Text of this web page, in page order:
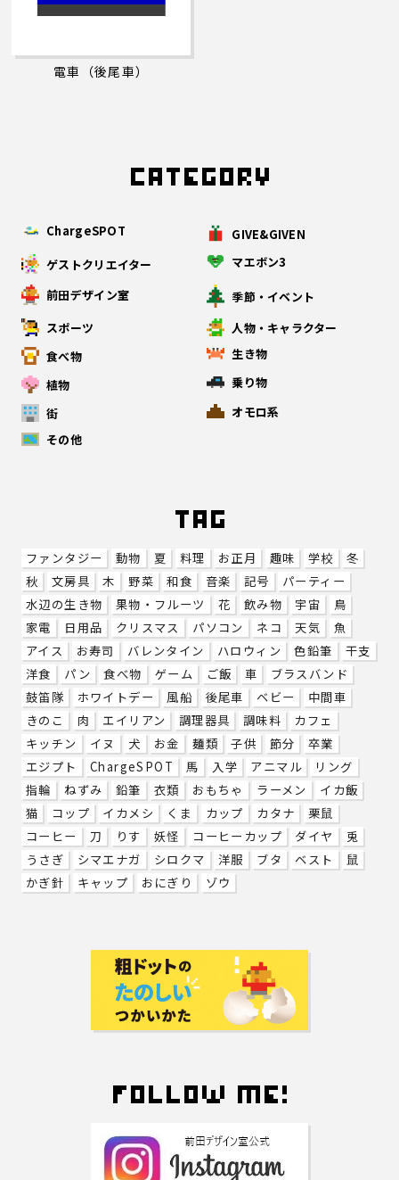
ChargeSPOT
GIVE&GIVEN
ゲストクリエイター
マエボン3
前田デザイン室
季節・イベント
スポーツ
人物・キャラクター
食べ物
生き物
植物
乗り物
街
オモロ系
その他
ファンタジー 動物 夏 料理 お正月 趣味 学校
冬
秋
文房具 木 野菜 和食 音楽 記号
パーティー
水辺の生き物
果物・フルーツ 花 飲み物 宇宙
鳥
家電
日用品 クリスマス パソコン ネコ 天気
魚
アイス
お寿司 バレンタイン ハロウィン 色鉛筆
干支
洋食
パン 食べ物 ゲーム ご飯 車
ブラスバンド
鼓笛隊
ホワイトデー 風船 後尾車 ベビー
中間車
きのこ
肉 エイリアン 調理器具 調味料
カフェ
キッチン
イヌ 犬 お金 麺類 子供 節分
卒業
エジプト
ChargeSPOT 馬 入学 アニマル
リング
指輪
ねずみ 鉛筆 衣類 おもちゃ ラーメン
イカ飯
猫
コップ イカメシ くま カップ カタナ
栗鼠
コーヒー
刀 りす 妖怪 コーヒーカップ ダイヤ
兎
うさぎ
シマエナガ シロクマ 洋服 ブタ ベスト
鼠
かぎ針
キャップ おにぎり ゾウ
電車（後尾車）